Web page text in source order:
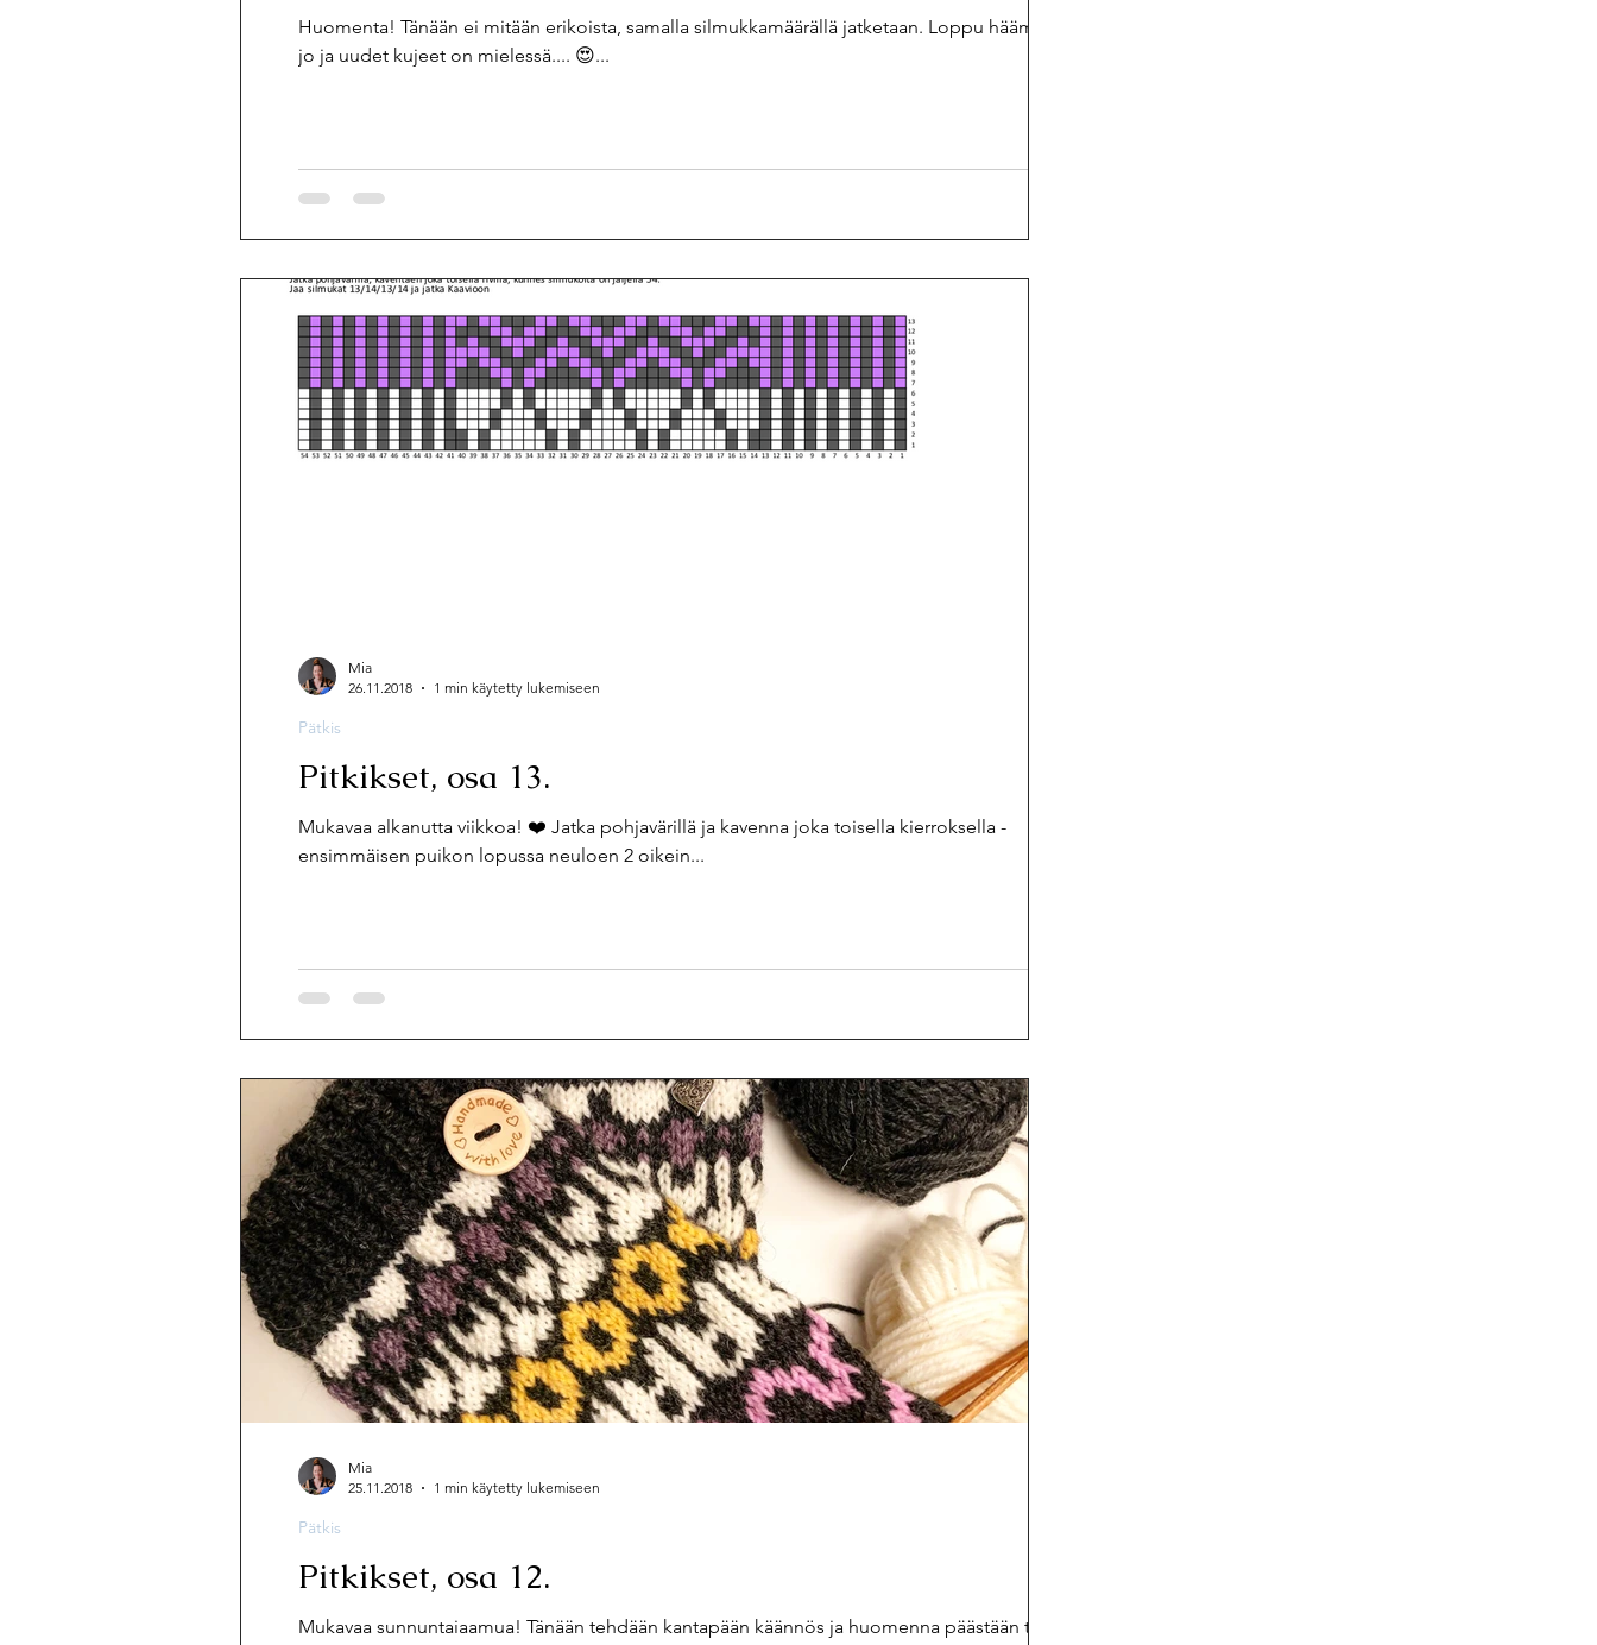
Huomenta! Tänään ei mitään erikoista, samalla silmukkamäärällä jatketaan. Loppu häämöttää
jo ja uudet kujeet on mielessä.... 😍...
Pitkikset, osa 13.
Mukavaa alkanutta viikkoa! ❤️ Jatka pohjavärillä ja kavenna joka toisella kierroksella -
ensimmäisen puikon lopussa neuloen 2 oikein...
Pätkis
Mia
26.11.2018
1 min käytetty lukemiseen
Pitkikset, osa 12.
Mukavaa sunnuntaiaamua! Tänään tehdään kantapään käännös ja huomenna päästään taas
Pätkis
Mia
25.11.2018
1 min käytetty lukemiseen